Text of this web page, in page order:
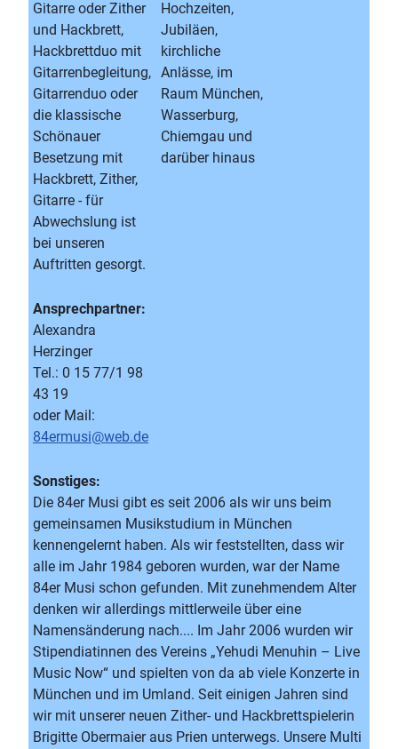
Gitarre oder Zither
und Hackbrett,
Hackbrettduo mit
Gitarrenbegleitung,
Gitarrenduo oder
die klassische
Schönauer
Besetzung mit
Hackbrett, Zither,
Gitarre - für
Abwechslung ist
bei unseren
Auftritten gesorgt.
Hochzeiten,
Jubiläen,
kirchliche
Anlässe, im
Raum München,
Wasserburg,
Chiemgau und
darüber hinaus
Ansprechpartner:
Alexandra
Herzinger
Tel.: 0 15 77/1 98
43 19
oder Mail:
84ermusi@web.de
Sonstiges:
Die 84er Musi gibt es seit 2006 als wir uns beim
gemeinsamen Musikstudium in München
kennengelernt haben. Als wir feststellten, dass wir
alle im Jahr 1984 geboren wurden, war der Name
84er Musi schon gefunden. Mit zunehmendem Alter
denken wir allerdings mittlerweile über eine
Namensänderung nach.... Im Jahr 2006 wurden wir
Stipendiatinnen des Vereins „Yehudi Menuhin – Live
Music Now“ und spielten von da ab viele Konzerte in
München und im Umland. Seit einigen Jahren sind
wir mit unserer neuen Zither- und Hackbrettspielerin
Brigitte Obermaier aus Prien unterwegs. Unsere Multi